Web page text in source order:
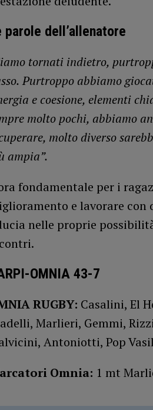
parole dell’allenatore
tornati indietro,
Purtroppo abbiamo
e coesione, elementi
molto pochi, abbiamo
molto diverso
ampia”.
fondamentale per i
e lavorare
nelle proprie
OMNIA 43-7
RUGBY: Casalini, El
Marlieri, Gemmi,
Antoniotti, Pop
Omnia: 1 mt